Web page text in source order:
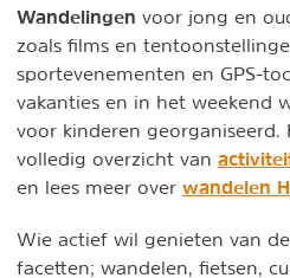
Wandelingen voor jong en
zoals films en
sportevenementen en GPS-
vakanties en in het weekend
voor kinderen georganiseerd.
volledig overzicht van
en lees meer over wandelen
Wie actief wil genieten van
facetten; wandelen, fietsen,